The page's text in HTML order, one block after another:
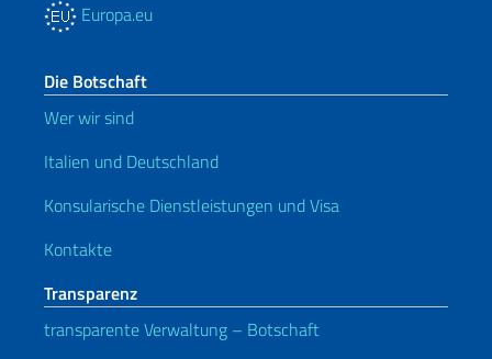
Europa.eu
Die Botschaft
Wer wir sind
Italien und Deutschland
Konsularische Dienstleistungen und Visa
Kontakte
Transparenz
transparente Verwaltung – Botschaft